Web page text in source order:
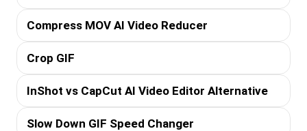
Compress MOV AI Video Reducer
Crop GIF
InShot vs CapCut AI Video Editor Alternative
Slow Down GIF Speed Changer